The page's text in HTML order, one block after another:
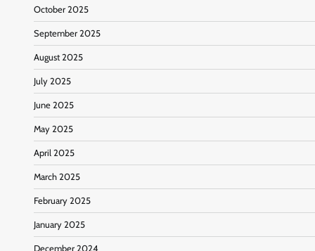
October 2025
September 2025
August 2025
July 2025
June 2025
May 2025
April 2025
March 2025
February 2025
January 2025
December 2024